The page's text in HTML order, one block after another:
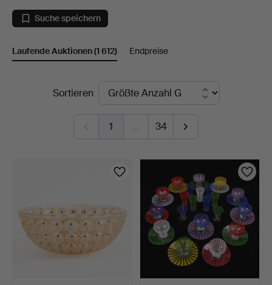
Suche speichern
Laufende Auktionen(1 612) Endpreise
LaufendeSortieren
1 … 34